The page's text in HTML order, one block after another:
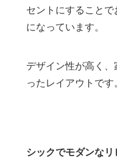
セントにすること
になっています。
デザイン性が高く
ったレイアウトです
シックでモダンなリ